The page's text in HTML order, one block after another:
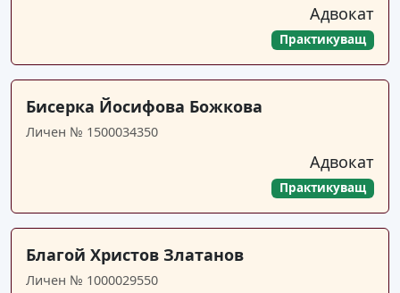
Адвокат
Практикуващ
Бисерка Йосифова Божкова
Личен № 1500034350
Адвокат
Практикуващ
Благой Христов Златанов
Личен № 1000029550